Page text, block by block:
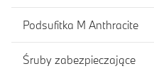
Podsufitka M Anthracite
Śruby zabezpieczające